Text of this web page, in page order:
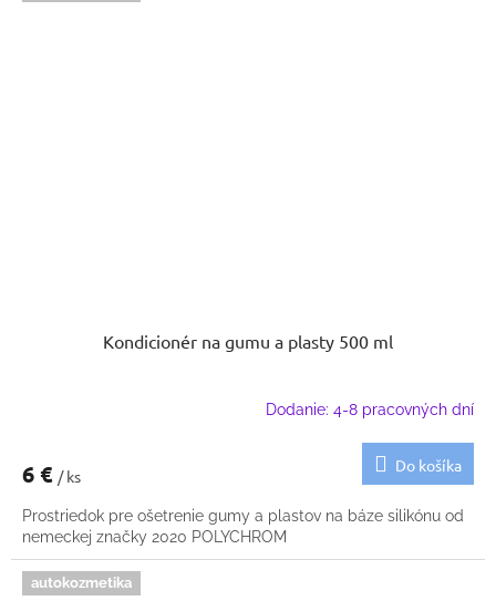
Kondicionér na gumu a plasty 500 ml
Dodanie: 4-8 pracovných dní
6 € / ks
Do košíka
Prostriedok pre ošetrenie gumy a plastov na báze silikónu od
nemeckej značky 2020 POLYCHROM
autokozmetika